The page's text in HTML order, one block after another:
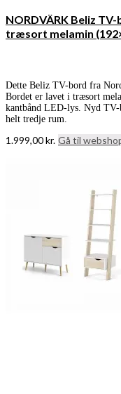
NORDVÄRK Beliz
træsort melamin
Dette Beliz TV-bord fra
Bordet er lavet i træsort
kantbånd LED-lys. Nyd TV-
helt tredje rum.
1.999,00kr. Gå til